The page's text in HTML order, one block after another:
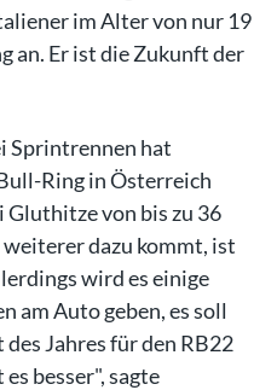
im Alter von nur 19
an. Er ist die Zukunft der
Sprintrennen hat
Ring in Österreich
Gluthitze von bis zu 36
dazu kommt, ist
wird es einige
am Auto geben, es soll
Jahres für den RB22
besser", sagte